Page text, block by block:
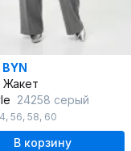
24258 серый
, 56, 58, 60
В корзину